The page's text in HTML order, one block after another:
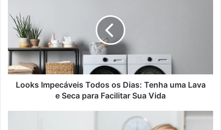
Looks Impecáveis Todos os Dias: Tenha uma Lava
e Seca para Facilitar Sua Vida